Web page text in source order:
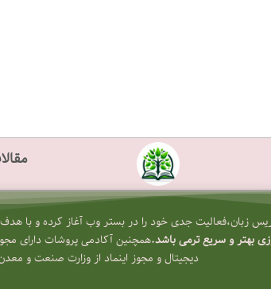
زبان،فعالیت جدی خود را در بستر وب آغاز کرده و با
بهتر و سریع ترمی باشد.همچنین آکادمی پروشات دارای
دیجیتال و مجوز اینماد از وزارت صنعت و